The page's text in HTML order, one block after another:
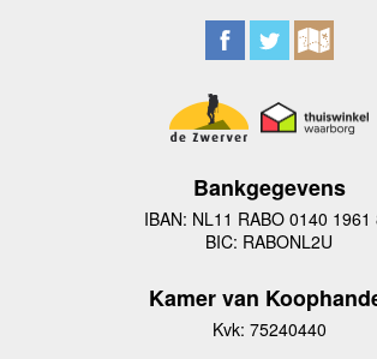
Bankgegevens
IBAN: NL11 RABO 0140 1961
BIC: RABONL2U
Kamer van
Kvk: 75240440